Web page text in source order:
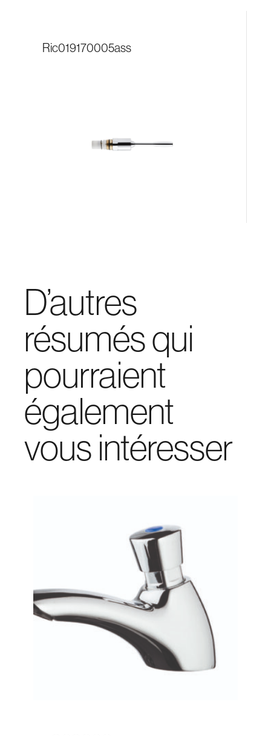
ric019170005ass
D’autres
résumés qui
pourraient
également
vous intéresser